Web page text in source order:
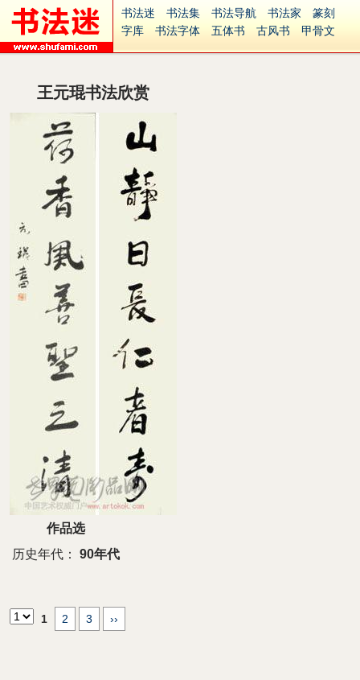
书法迷 书法集 书法导航 书法家
篆刻
字库
书法字体 五体书 古风书
甲骨文
集字
古籍
起名
字体下载
Ai矢量
安全网站
王元琨书法欣赏
作品选
历史年代：
90年代
1 2 3 ››